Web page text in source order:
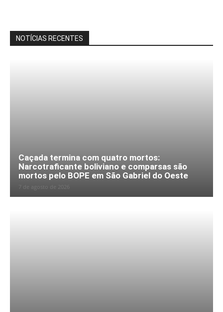
NOTÍCIAS RECENTES
Caçada termina com quatro mortos:
Narcotraficante boliviano e comparsas são
mortos pelo BOPE em São Gabriel do Oeste
7 de agosto de 2026